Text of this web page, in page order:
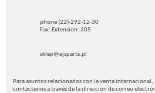
phone (22)-292-12-30
Fax: Extension: 305
sklep@ajsparts.pl
Para asuntos relacionados con la venta internacional,
contáctenos a través de la dirección de correo